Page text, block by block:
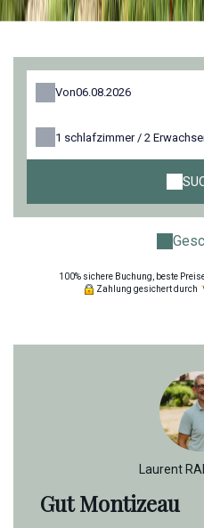
Von
1 schlafzimmer / 2
100% sichere Buchung, beste
Zahlung gesichert durch
Laurent
Gut Montizeau